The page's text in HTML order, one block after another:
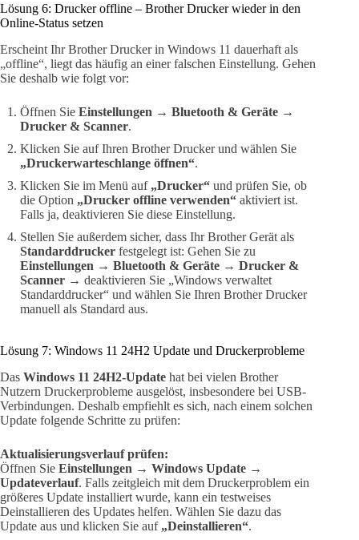
Lösung 6: Drucker offline – Brother Drucker wieder in den
Online-Status setzen
Erscheint Ihr Brother Drucker in Windows 11 dauerhaft als
„offline“, liegt das häufig an einer falschen Einstellung. Gehen
Sie deshalb wie folgt vor:
Öffnen Sie Einstellungen → Bluetooth & Geräte →
Drucker & Scanner.
Klicken Sie auf Ihren Brother Drucker und wählen Sie
„Druckerwarteschlange öffnen“.
Klicken Sie im Menü auf „Drucker“ und prüfen Sie, ob
die Option „Drucker offline verwenden“ aktiviert ist.
Falls ja, deaktivieren Sie diese Einstellung.
Stellen Sie außerdem sicher, dass Ihr Brother Gerät als
Standarddrucker festgelegt ist: Gehen Sie zu
Einstellungen → Bluetooth & Geräte → Drucker &
Scanner → deaktivieren Sie „Windows verwaltet
Standarddrucker“ und wählen Sie Ihren Brother Drucker
manuell als Standard aus.
Lösung 7: Windows 11 24H2 Update und Druckerprobleme
Das Windows 11 24H2-Update hat bei vielen Brother
Nutzern Druckerprobleme ausgelöst, insbesondere bei USB-
Verbindungen. Deshalb empfiehlt es sich, nach einem solchen
Update folgende Schritte zu prüfen:
Aktualisierungsverlauf prüfen:
Öffnen Sie Einstellungen → Windows Update →
Updateverlauf. Falls zeitgleich mit dem Druckerproblem ein
größeres Update installiert wurde, kann ein testweises
Deinstallieren des Updates helfen. Wählen Sie dazu das
Update aus und klicken Sie auf „Deinstallieren“.